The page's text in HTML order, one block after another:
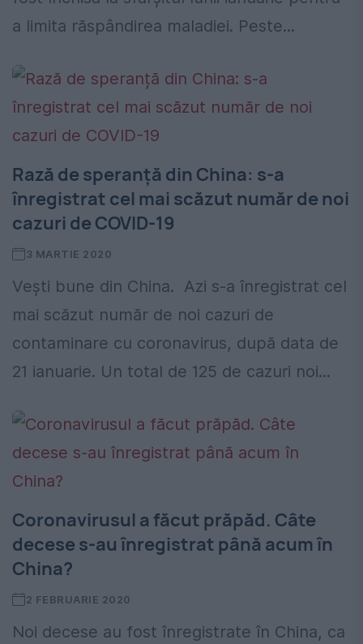
a limita răspândirea maladiei. Peste...
Rază de speranță din China: s-a
înregistrat cel mai scăzut număr de noi
cazuri de COVID-19
3 MARTIE 2020
Vești bune din China. Azi s-a înregistrat cel
mai scăzut număr de noi cazuri de
contaminare cu coronavirus, după data de
21 ianuarie. Un total de 125 de cazuri noi...
Coronavirusul a făcut prăpăd. Câte
decese s-au înregistrat până acum în
China?
2 FEBRUARIE 2020
Noi decese au fost înregistrate în China, ca